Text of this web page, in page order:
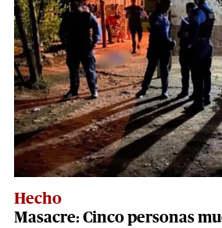
Hecho
Masacre: Cinco personas